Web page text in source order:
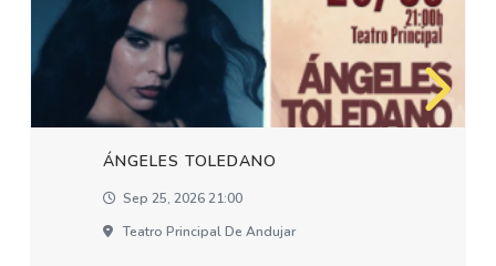
ÁNGELES TOLEDANO
Sep 25, 2026 21:00
Teatro Principal De Andujar